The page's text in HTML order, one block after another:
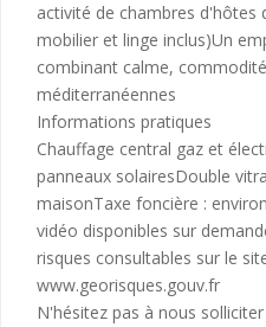
activité de chambres d'hôtes
mobilier et linge inclus)Un
combinant calme,
méditerranéennes
Informations pratiques
Chauffage central gaz et
panneaux solairesDouble
maisonTaxe foncière :
vidéo disponibles sur
risques consultables sur le
www.georisques.gouv.fr
N'hésitez pas à nous